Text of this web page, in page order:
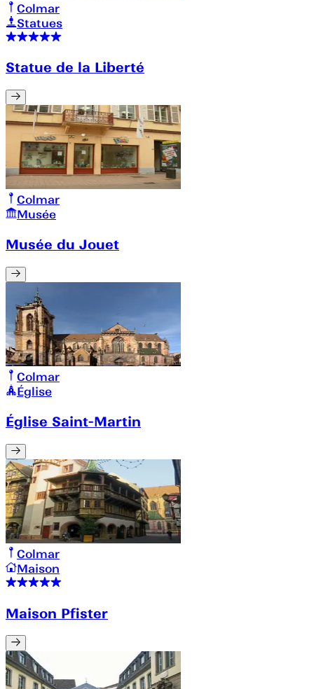
Colmar
Statues
Statue de la Liberté
Colmar
Musée
Musée du Jouet
Colmar
Église
Église Saint-Martin
Colmar
Maison
Maison Pfister